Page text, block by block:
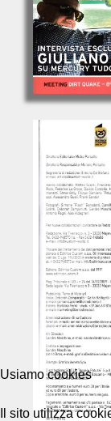
Usiamo cookies
Il sito utilizza